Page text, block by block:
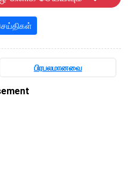
பிரபலமானவை